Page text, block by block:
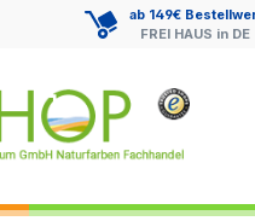
springen
ab 149€
FREI HAUS in DE